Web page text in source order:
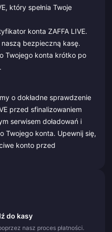
który spełnia Twoje
konta ZAFFA LIVE.
bezpieczną kasę.
Twojego konta krótko po
o dokładne sprawdzenie
przed sfinalizowaniem
serwisem doładowań i
Twojego konta. Upewnij się,
konto przed
do kasy
nasz proces płatności.